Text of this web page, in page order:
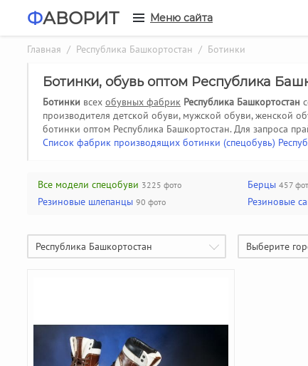
ФАВОРИТ Меню сайта
Главная / Республика Башкортостан / Ботинки
Ботинки, обувь оптом Республика
Ботинки всех обувных фабрик Республика Башкортостан
производителя детской обуви, мужской обуви, женской
ботинки оптом Республика Башкортостан. Для запроса
Список фабрик производящих ботинки (спецобувь)
Все модели спецобуви 3225 фото Берцы 457
Резиновые шлепанцы 90 фото Резиновые
Республика Башкортостан Выберите